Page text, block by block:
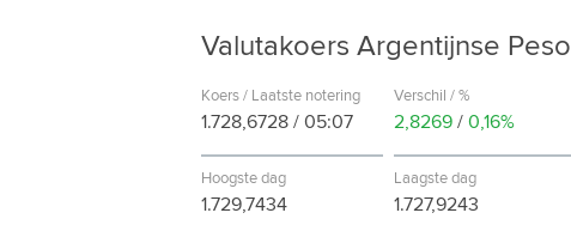
Valutakoers Argentijnse Peso
Koers / Laatste notering
1.728,6728 / 05:07
Verschil / %
2,8269/ 0,16%
Hoogste dag
1.729,7434
Laagste dag
1.727,9243